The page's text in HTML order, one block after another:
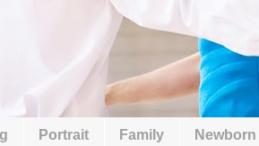
Portrait Family Newborn